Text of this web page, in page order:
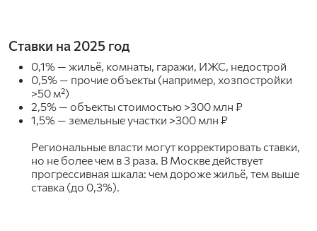
Ставки на 2025 год
0,1% — жильё, комнаты, гаражи, ИЖС, недострой
0,5% — прочие объекты (например, хозпостройки
>50 м²)
2,5% — объекты стоимостью >300 млн ₽
1,5% — земельные участки >300 млн ₽
Региональные власти могут корректировать ставки,
но не более чем в 3 раза. В Москве действует
прогрессивная шкала: чем дороже жильё, тем выше
ставка (до 0,3%).